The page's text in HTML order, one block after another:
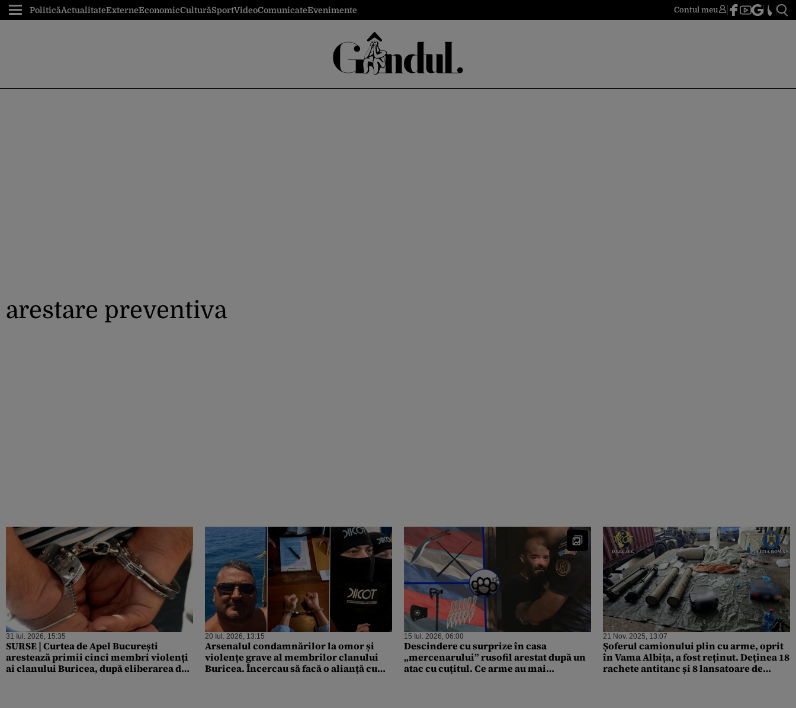
PoliticăActualitateExterneEconomicCulturăSportVideoComunicateEvenimente Contul meu
arestare preventiva
31 Iul. 2026, 15:35
SURSE | Curtea de Apel București
arestează primii cinci membri violenți
ai clanului Buricea, după eliberarea de
20 Iul. 2026, 13:15
Arsenalul condamnărilor la omor și
violențe grave al membrilor clanului
Buricea. Încercau să facă o alianță cu
15 Iul. 2026, 06:00
Descindere cu surprize în casa
„mercenarului” rusofil arestat după un
atac cu cuțitul. Ce arme au mai
21 Nov. 2025, 13:07
Șoferul camionului plin cu arme, oprit
în Vama Albița, a fost reținut. Deținea 18
rachete antitanc și 8 lansatoare de